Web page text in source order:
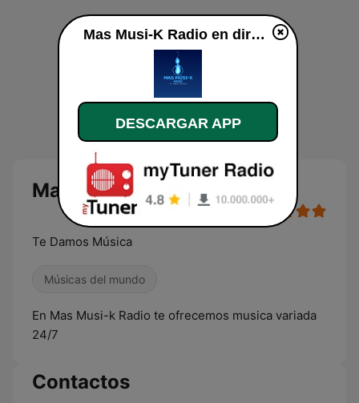
Mas Musi-K Radio en vivo
Te Damos Música
Músicas del mundo
En Mas Musi-k Radio te ofrecemos musica variada
24/7
Contactos
Mas Musi-K Radio en directo
DESCARGAR APP